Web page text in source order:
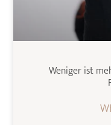
Weniger ist